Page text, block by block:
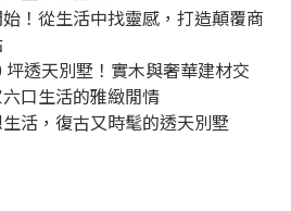
！從生活中找靈感，打造顛覆商
透天別墅！實木與奢華建材交
口生活的雅緻閒情
活，復古又時髦的透天別墅